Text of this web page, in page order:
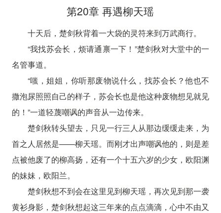
第20章 再遇柳天瑶
十天后，楚剑秋背着一大袋的灵符来到万武商行。
“我找苏会长，烦请通禀一下！”楚剑秋对大堂中的一
名管事道。
“嗤，姐姐，你听那废物说什么，找苏会长？他也不
撒泡尿照照自己的样子，苏会长也是他这种废物想见就见
的！”一道轻蔑嘲讽的声音从一边传来。
楚剑秋转头望去，只见一行三人从那边缓缓走来，为
首之人居然是——柳天瑶。而刚才出声嘲讽他的，则是差
点被他废了的柳高扬，还有一个十五六岁的少女，欧阳渊
的妹妹，欧阳兰。
楚剑秋想不到会在这里见到柳天瑶，再次见到那一袭
黄衫身影，楚剑秋想起这三年来的点点滴滴，心中不由又